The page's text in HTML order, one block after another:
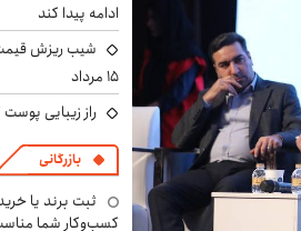
ادامه پیدا کند
شیب ریزش قیمت
۱۵ مرداد
راز زیبایی
بازرگانی
ثبت برند یا
کسب‌وکار شما